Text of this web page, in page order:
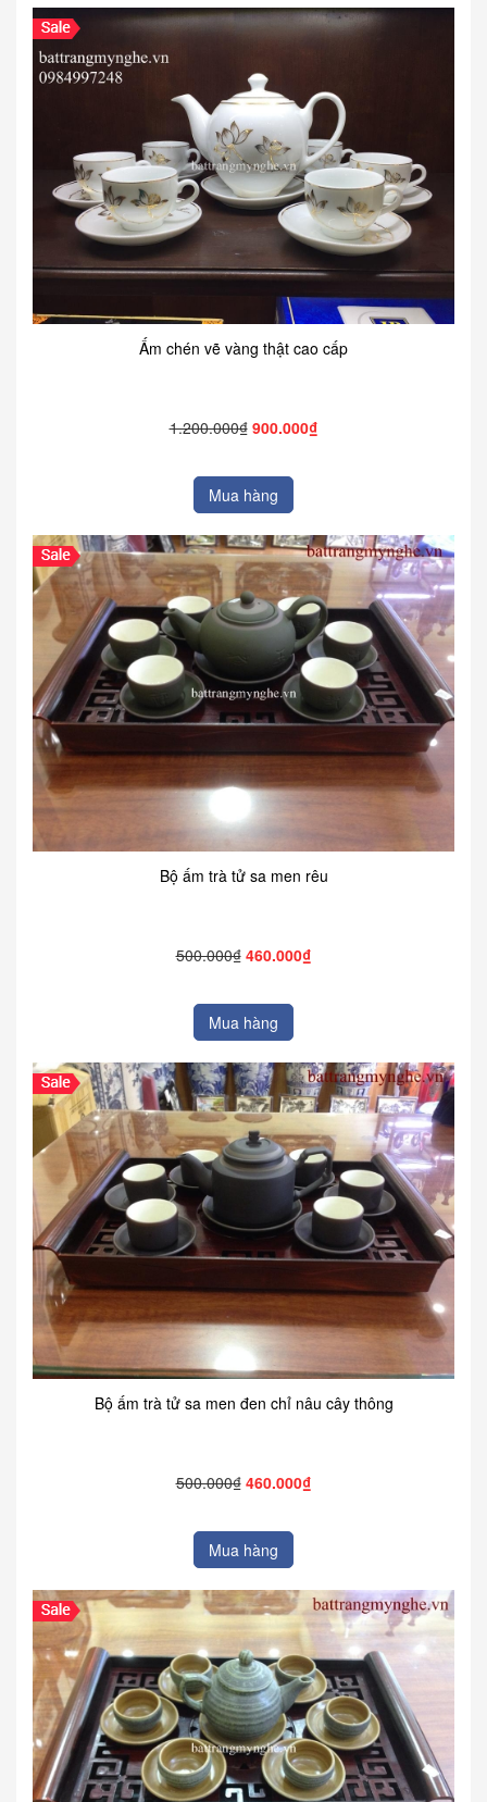
Ấm chén vẽ vàng thật cao cấp
1.200.000₫ 900.000₫
Mua hàng
Bộ ấm trà tử sa men rêu
500.000₫ 460.000₫
Mua hàng
Bộ ấm trà tử sa men đen chỉ nâu cây thông
500.000₫ 460.000₫
Mua hàng